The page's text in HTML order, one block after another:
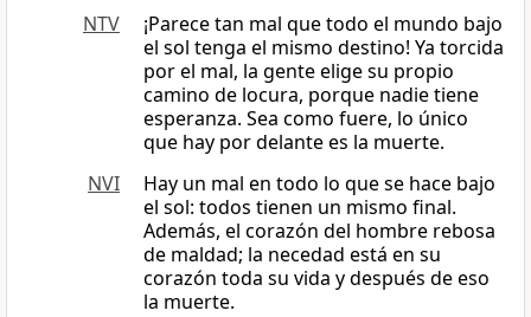
NTV
¡Parece tan mal que todo el mundo bajo
el sol tenga el mismo destino! Ya torcida
por el mal, la gente elige su propio
camino de locura, porque nadie tiene
esperanza. Sea como fuere, lo único
que hay por delante es la muerte.
NVI
Hay un mal en todo lo que se hace bajo
el sol: todos tienen un mismo final.
Además, el corazón del hombre rebosa
de maldad; la necedad está en su
corazón toda su vida y después de eso
la muerte.